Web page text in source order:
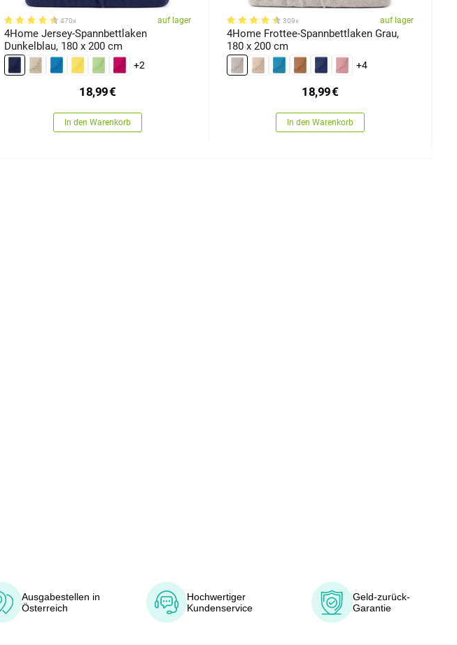
470x auf lager
4Home Jersey-Spannbettlaken
Dunkelblau, 180 x 200 cm
+2
18,99€
In den Warenkorb
309x auf lager
4Home Frottee-Spannbettlaken Grau,
180 x 200 cm
+4
18,99€
In den Warenkorb
Ausgabestellen in
Österreich
Hochwertiger
Kundenservice
Geld-zurück-
Garantie